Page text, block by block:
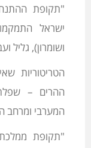
ישראל
ושומרון), גליל
הטריטוריות
ההרים –
המערבי ומרחב
"תקופת